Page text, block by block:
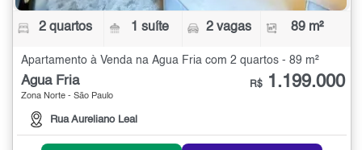
2 quartos 1 suíte 2 vagas 89 m²
Apartamento à Venda na Água Fria com 2 quartos - 89 m²
Água Fria
Zona Norte - São Paulo
Rua Aureliano Leal
R$ 1.199.000